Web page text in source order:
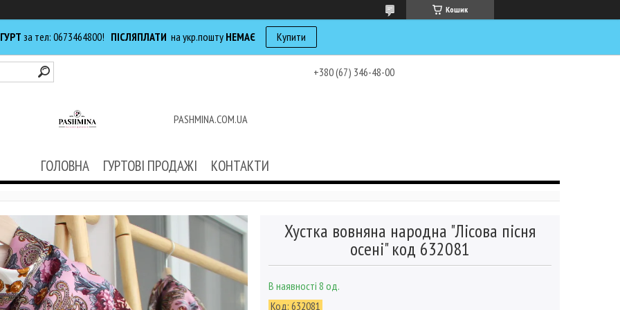
Кошик
за тел: 0673464800! ПІСЛЯПЛАТИ на укр.пошту НЕМАЄ Купити
+380 (67) 346-48-00
PASHMINA.COM.UA
ГОЛОВНА ГУРТОВІ ПРОДАЖІ КОНТАКТИ
Хустка вовняна народна "Лісова пісня
осені" код 632081
В наявності 8 од.
Код: 632081